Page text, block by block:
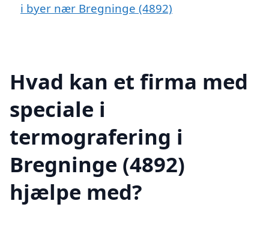
i byer nær Bregninge (4892)
Hvad kan et firma med
speciale i
termografering i
Bregninge (4892)
hjælpe med?